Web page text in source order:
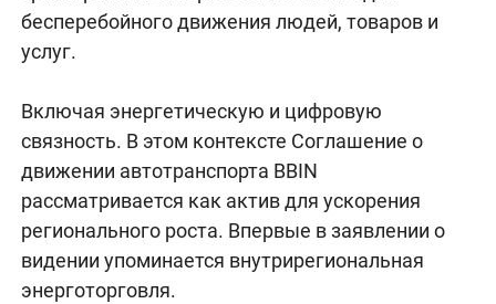
бесперебойного движения людей, товаров и
услуг.
Включая энергетическую и цифровую
связность. В этом контексте Соглашение о
движении автотранспорта BBIN
рассматривается как актив для ускорения
регионального роста. Впервые в заявлении о
видении упоминается внутрирегиональная
энерготорговля.